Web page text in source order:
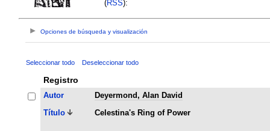
(RSS):
Opciones de búsqueda y visualización
Seleccionar todo Deseleccionar todo
Registro
Autor
Deyermond, Alan David
Título
Celestina's Ring of Power